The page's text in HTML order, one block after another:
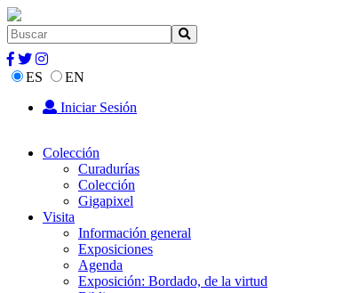
ES
EN
Iniciar Sesión
Colección
Curadurías
Colección
Gigapixel
Visita
Información general
Exposiciones
Agenda
Exposición: Bordado, de la virtud